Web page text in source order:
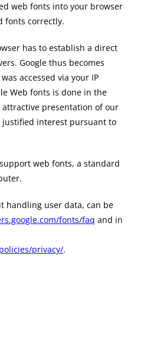
web fonts into your browser
fonts correctly.
has to establish a direct
Google thus becomes
accessed via your IP
Web fonts is done in the
presentation of our
interest pursuant to
web fonts, a standard
handling user data, can be
fonts/faq and in
privacy/.